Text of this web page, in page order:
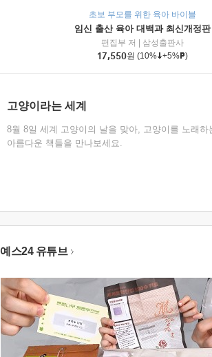
초보 부모를 위한 육아 바이블
임신 출산 육아 대백과 최신개정판
편집부 저
삼성출판사
17,550원 (10% +5% )
고양이라는 세계
8월 8일 세계 고양이의 날을 맞아, 고양이를 노래하
아름다운 책들을 만나보세요.
예스24 유튜브